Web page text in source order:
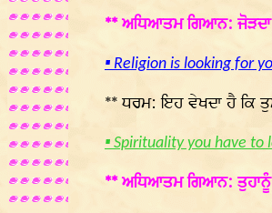
** ਅਧਿਆਤਮ ਗਿਆਨ:
▪ Religion is looking for
** ਧਰਮ: ਇਹ ਵੇਖਦਾ ਹੈ ਕਿ
▪ Spirituality you have to
** ਅਧਿਆਤਮ ਗਿਆਨ: